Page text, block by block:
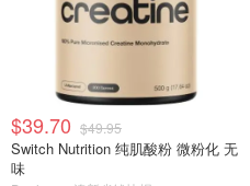
$39.70 $49.95
Switch Nutrition 纯肌酸粉 微粉化 无
味